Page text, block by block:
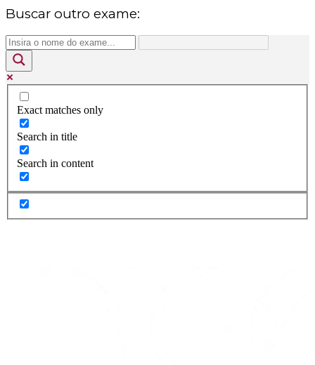
Buscar outro exame:
Exact matches only
Search in title
Search in content